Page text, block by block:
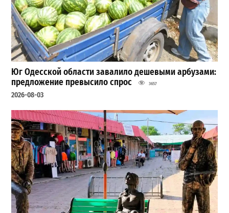
Юг Одесской области завалило дешевыми арбузами:
предложение превысило спрос
3657
2026-08-03